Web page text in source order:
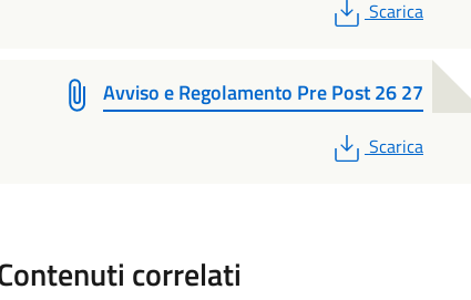
PDF
Scarica
Avviso e Regolamento Pre Post 26 27
PDF
Scarica
correlati